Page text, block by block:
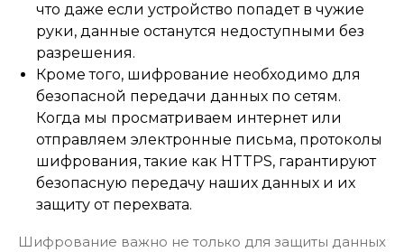
что даже если устройство попадет в чужие
руки, данные останутся недоступными без
разрешения.
Кроме того, шифрование необходимо для
безопасной передачи данных по сетям.
Когда мы просматриваем интернет или
отправляем электронные письма, протоколы
шифрования, такие как HTTPS, гарантируют
безопасную передачу наших данных и их
защиту от перехвата.
Шифрование важно не только для защиты данных